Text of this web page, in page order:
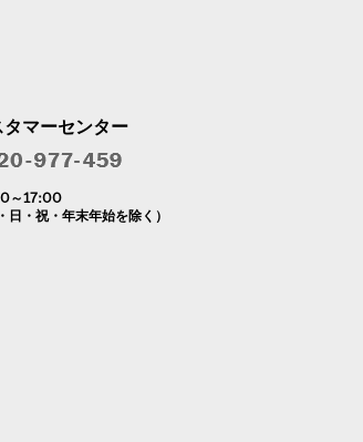
タマーセンター
～17:00
日・祝・年末年始を除く）